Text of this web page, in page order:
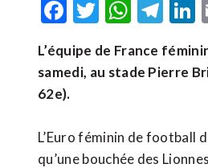
Facebook
Twitter
L’équipe de France
samedi, au stade Pierre
62e).
L’Euro féminin de football
qu’une bouchée des